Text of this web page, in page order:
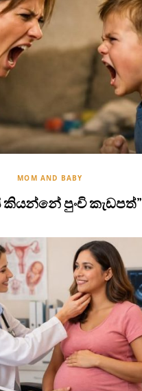
MOM AND BABY
කියන්නේ පුංචි කැඩපත්”